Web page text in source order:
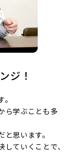
ジ！
ら学ぶことも多
思います。
ていくことで、